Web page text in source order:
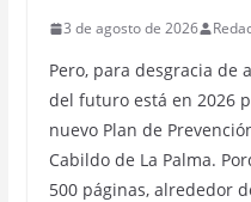
3 de agosto de 2026
Pero, para desgracia de
del futuro está en 2026
nuevo Plan de
Cabildo de La Palma.
500 páginas, alrededor